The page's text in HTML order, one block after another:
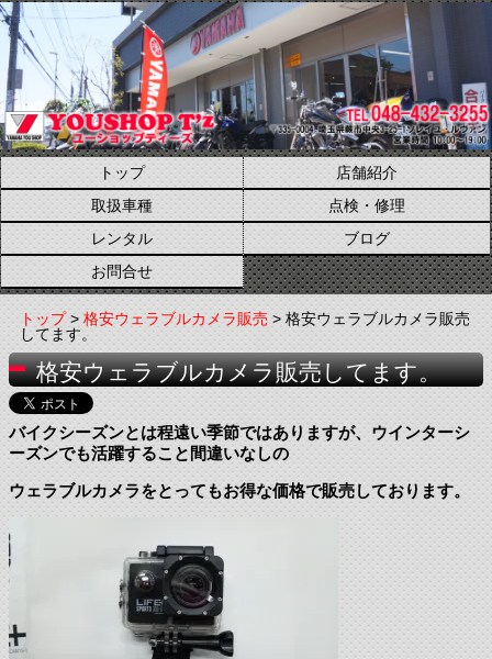
トップ
店舗紹介
取扱車種
点検・修理
レンタル
ブログ
お問合せ
トップ>格安ウェラブルカメラ販売> 格安ウェラブルカメラ販売
してます。
格安ウェラブルカメラ販売してます。
バイクシーズンとは程遠い季節ではありますが、ウインターシ
ーズンでも活躍すること間違いなしの
ウェラブルカメラをとってもお得な価格で販売しております。